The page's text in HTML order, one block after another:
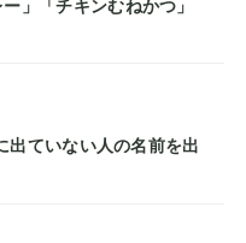
」「チキンむねかつ」
出ていない人の名前を出